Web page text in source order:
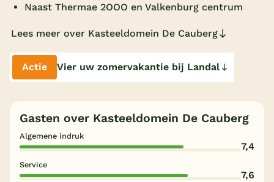
Keuzehulp
Texel
Limburg
Naast Thermae 2OOO en Valkenburg centrum
Lees meer over Kasteeldomein De Cauberg
Actie Vier uw zomervakantie bij Landal
Gasten over Kasteeldomein De Cauberg
Algemene indruk
7,4
Service
7,6